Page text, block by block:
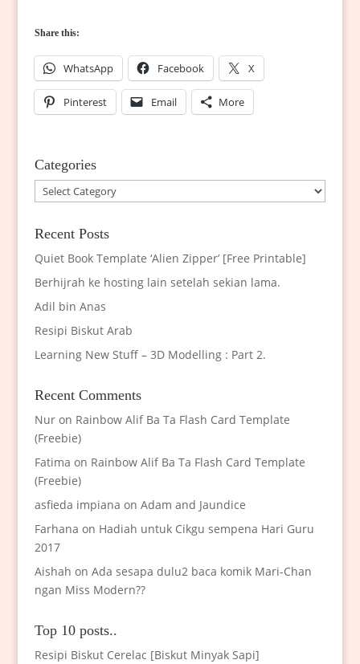
Share this:
WhatsApp Facebook X
Pinterest Email More
Categories
Categories
Recent Posts
Quiet Book Template ‘Alien Zipper’ [Free Printable]
Berhijrah ke hosting lain setelah sekian lama.
Adil bin Anas
Resipi Biskut Arab
Learning New Stuff – 3D Modelling : Part 2.
Recent Comments
Nuron Rainbow Alif Ba Ta Flash Card Template
(Freebie)
Fatima on Rainbow Alif Ba Ta Flash Card Template
(Freebie)
asfieda impiana on Adam and Jaundice
Farhana on Hadiah untuk Cikgu sempena Hari Guru
2017
Aishah on Ada sesapa dulu2 baca komik Mari-Chan
ngan Miss Modern??
Top 10 posts..
Resipi Biskut Cerelac [Biskut Minyak Sapi]